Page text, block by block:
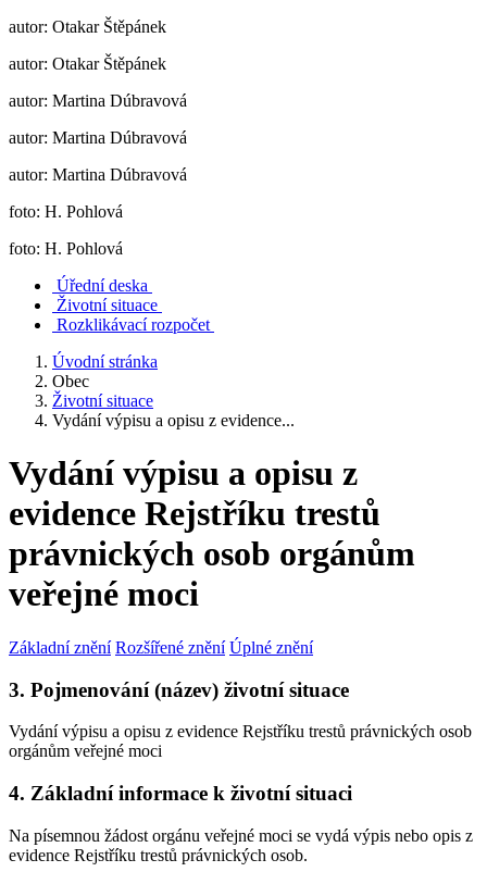
autor: Otakar Štěpánek
autor: Otakar Štěpánek
autor: Martina Dúbravová
autor: Martina Dúbravová
autor: Martina Dúbravová
foto: H. Pohlová
foto: H. Pohlová
Úřední deska
Životní situace
Rozklikávací rozpočet
Úvodní stránka
Obec
Životní situace
Vydání výpisu a opisu z evidence...
Vydání výpisu a opisu z
evidence Rejstříku trestů
právnických osob orgánům
veřejné moci
Základní znění Rozšířené znění Úplné znění
3. Pojmenování (název) životní situace
Vydání výpisu a opisu z evidence Rejstříku trestů právnických osob
orgánům veřejné moci
4. Základní informace k životní situaci
Na písemnou žádost orgánu veřejné moci se vydá výpis nebo opis z
evidence Rejstříku trestů právnických osob.